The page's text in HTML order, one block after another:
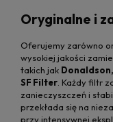
Oryginalne i
Oferujemy zarówno
wysokiej jakości
takich jak
SF Filter . Każdy filtr
zanieczyszczeń i
przekłada się na
przy intensywnej